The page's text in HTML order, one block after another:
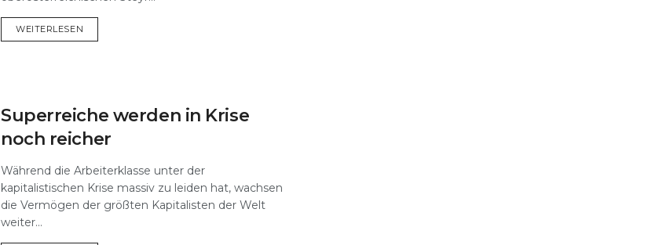
WEITERLESEN
Superreiche werden in Krise
noch reicher
Während die Arbeiterklasse unter der
kapitalistischen Krise massiv zu leiden hat, wachsen
die Vermögen der größten Kapitalisten der Welt
weiter...